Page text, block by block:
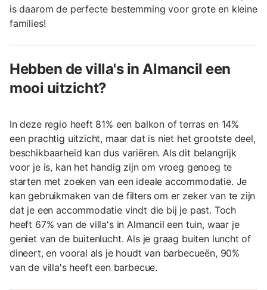
is daarom de perfecte bestemming voor grote en kleine
families!
Hebben de villa's in Almancil een
mooi uitzicht?
In deze regio heeft 81% een balkon of terras en 14%
een prachtig uitzicht, maar dat is niet het grootste deel,
beschikbaarheid kan dus variëren. Als dit belangrijk
voor je is, kan het handig zijn om vroeg genoeg te
starten met zoeken van een ideale accommodatie. Je
kan gebruikmaken van de filters om er zeker van te zijn
dat je een accommodatie vindt die bij je past. Toch
heeft 67% van de villa's in Almancil een tuin, waar je
geniet van de buitenlucht. Als je graag buiten luncht of
dineert, en vooral als je houdt van barbecueën, 90%
van de villa's heeft een barbecue.